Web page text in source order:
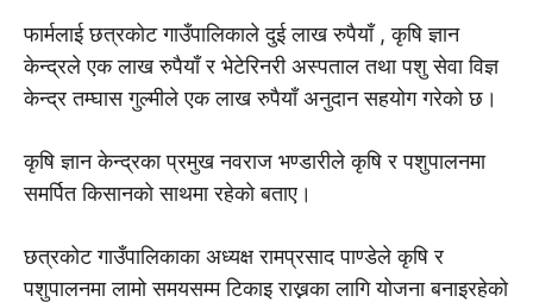
फार्मलाई छत्रकोट गाउँपालिकाले दुई लाख रुपैयाँ , कृषि ज्ञान
केन्द्रले एक लाख रुपैयाँ र भेटेरिनरी अस्पताल तथा पशु सेवा विज्ञ
केन्द्र तम्घास गुल्मीले एक लाख रुपैयाँ अनुदान सहयोग गरेको छ।
कृषि ज्ञान केन्द्रका प्रमुख नवराज भण्डारीले कृषि र पशुपालनमा
समर्पित किसानको साथमा रहेको बताए।
छत्रकोट गाउँपालिकाका अध्यक्ष रामप्रसाद पाण्डेले कृषि र
पशुपालनमा लामो समयसम्म टिकाइ राख्नका लागि योजना बनाइरहेको